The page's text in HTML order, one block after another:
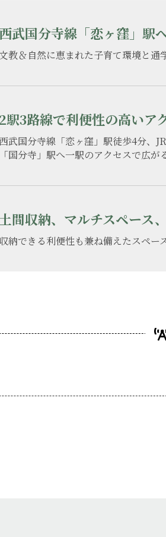
西武国分寺線「恋ヶ窪」駅
教＆自然に恵まれた子育て環境と通
2駅3路線で利便性の高いア
武国分寺線「恋ヶ窪」駅徒歩4分、
「国分寺」駅へ一駅のアクセスで広が
土間収納、マルチスペース
収納できる利便性も兼ね備えたスペー